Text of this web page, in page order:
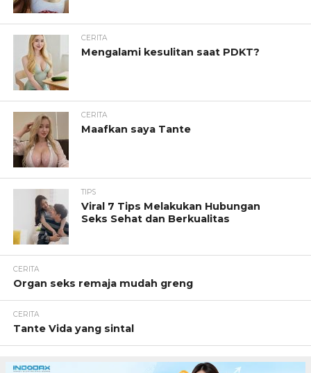
CERITA
Mengalami kesulitan saat PDKT?
CERITA
Maafkan saya Tante
TIPS
Viral 7 Tips Melakukan Hubungan
Seks Sehat dan Berkualitas
CERITA
Organ seks remaja mudah greng
CERITA
Tante Vida yang sintal